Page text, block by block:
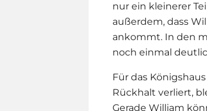
nur ein kleinerer
außerdem, dass
ankommt. In den
noch einmal
Für das
Rückhalt verliert,
Gerade William